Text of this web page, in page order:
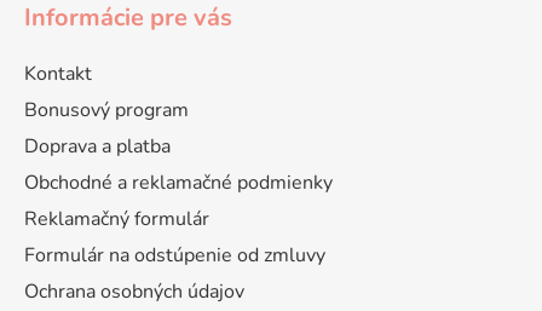
Informácie pre vás
Kontakt
Bonusový program
Doprava a platba
Obchodné a reklamačné podmienky
Reklamačný formulár
Formulár na odstúpenie od zmluvy
Ochrana osobných údajov